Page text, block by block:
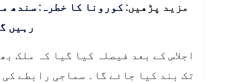
مزید پڑھیں:
رہیں
تک بند کیا جائے گا۔ سماجی رابطے